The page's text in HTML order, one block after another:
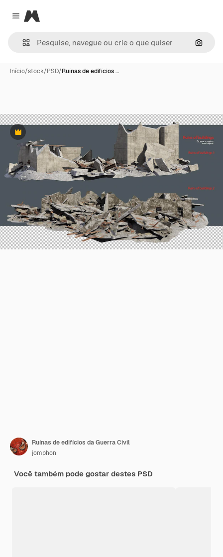
Close menu
Magnific
Início/stock/PSD/Ruínas de edifícios …
Premium
Ruínas de edifícios da Guerra Civil
jomphon
Você também pode gostar destes PSD